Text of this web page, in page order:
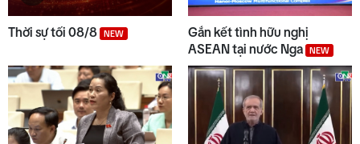
Thời sự tối 08/8 NEW
Gắn kết tình hữu nghị
ASEAN tại nước Nga
NEW